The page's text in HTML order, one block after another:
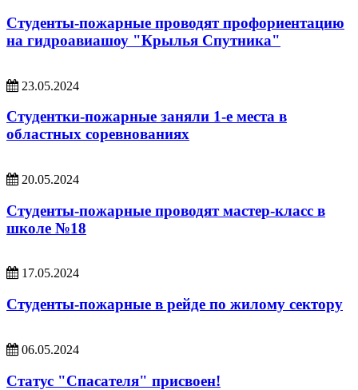
Студенты-пожарные проводят профориентацию
на гидроавиашоу "Крылья Спутника"
23.05.2024
Студентки-пожарные заняли 1-е места в
областных соревнованиях
20.05.2024
Студенты-пожарные проводят мастер-класс в
школе №18
17.05.2024
Студенты-пожарные в рейде по жилому сектору
06.05.2024
Статус "Спасателя" присвоен!